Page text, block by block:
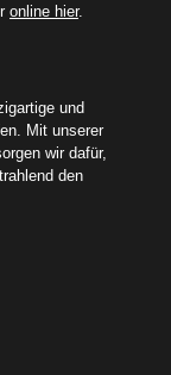
online hier.
und
Mit unserer
wir dafür,
den